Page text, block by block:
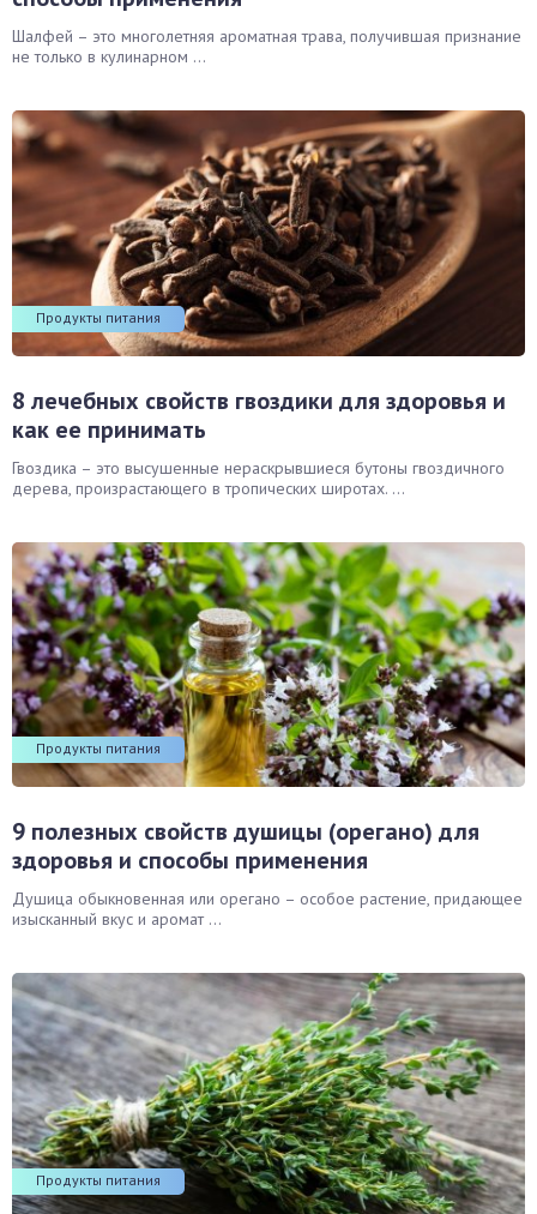
Шалфей – это многолетняя ароматная трава, получившая признание
не только в кулинарном ...
Продукты питания
8 лечебных свойств гвоздики для здоровья и
как ее принимать
Гвоздика – это высушенные нераскрывшиеся бутоны гвоздичного
дерева, произрастающего в тропических широтах. ...
Продукты питания
9 полезных свойств душицы (орегано) для
здоровья и способы применения
Душица обыкновенная или орегано – особое растение, придающее
изысканный вкус и аромат ...
Продукты питания